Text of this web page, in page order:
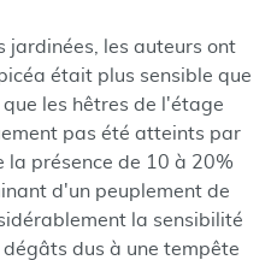
jardinées, les auteurs ont
était plus sensible que
les hêtres de l'étage
pas été atteints par
la présence de 10 à 20%
d'un peuplement de
la sensibilité
dus à une tempête